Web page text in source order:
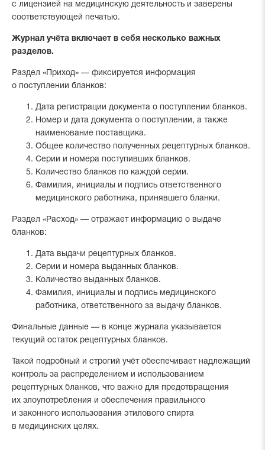
с лицензией на медицинскую деятельность и заверены
соответствующей печатью.
Журнал учёта включает в себя несколько важных
разделов.
Раздел «Приход» — фиксируется информация
о поступлении бланков:
Дата регистрации документа о поступлении бланков.
Номер и дата документа о поступлении, а также
наименование поставщика.
Общее количество полученных рецептурных бланков.
Серии и номера поступивших бланков.
Количество бланков по каждой серии.
Фамилия, инициалы и подпись ответственного
медицинского работника, принявшего бланки.
Раздел «Расход» — отражает информацию о выдаче
бланков:
Дата выдачи рецептурных бланков.
Серии и номера выданных бланков.
Количество выданных бланков.
Фамилия, инициалы и подпись медицинского
работника, ответственного за выдачу бланков.
Финальные данные — в конце журнала указывается
текущий остаток рецептурных бланков.
Такой подробный и строгий учёт обеспечивает надлежащий
контроль за распределением и использованием
рецептурных бланков, что важно для предотвращения
их злоупотребления и обеспечения правильного
и законного использования этилового спирта
в медицинских целях.